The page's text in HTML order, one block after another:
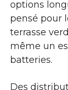
options
pensé pour
terrasse
même un
batteries.
Des